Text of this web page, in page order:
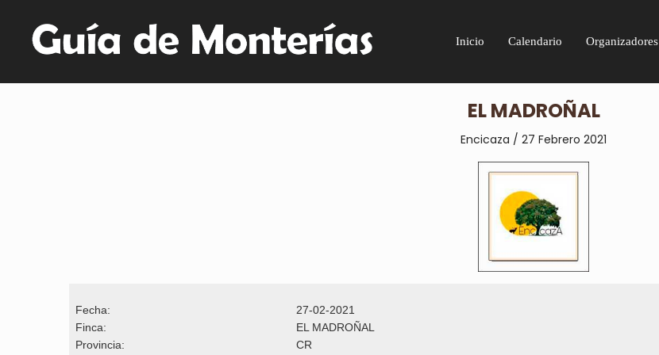
Inicio Calendario Organizadores
EL MADROÑAL
Encicaza / 27 Febrero 2021
Fecha:
27-02-2021
Finca:
EL MADROÑAL
Provincia:
CR